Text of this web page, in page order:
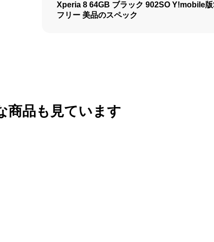
Xperia 8 64GB ブラック 902SO Y!mobile版
フリー 美品のスペック
商品も見ています